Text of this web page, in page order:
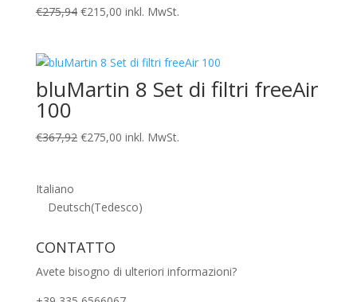
€275,94 Il
era:
€275,94.
€215,00Il
è:
€215,00.
inkl. MwSt.
bluMartin 8 Set di filtri freeAir
100
€367,92 Il
€367,92.
€275,00Il
€275,00.
inkl. MwSt.
Italiano
Deutsch(Tedesco)
CONTATTO
Avete bisogno di ulteriori informazioni?